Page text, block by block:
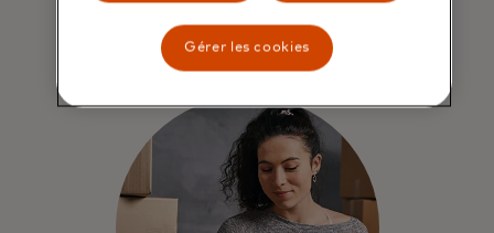
Gérer les cookies